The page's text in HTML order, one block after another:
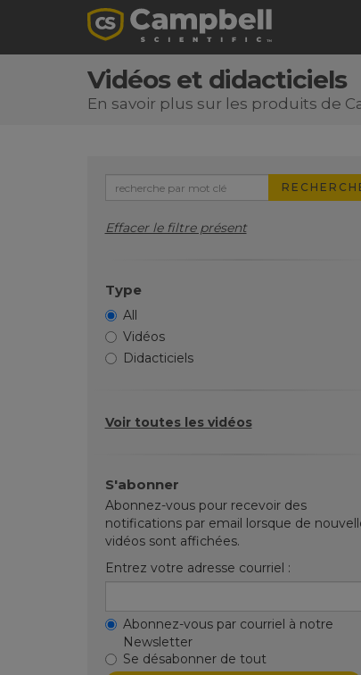
Vidéos et didacticiels
En savoir plus sur les produits de
Effacer le filtre présent
Type
All
Vidéos
Didacticiels
Voir toutes les vidéos
S'abonner
Abonnez-vous pour recevoir des
notifications par email lorsque de
vidéos sont affichées.
Entrez votre adresse courriel :
Abonnez-vous par courriel à notre
Newsletter
Se désabonner de tout